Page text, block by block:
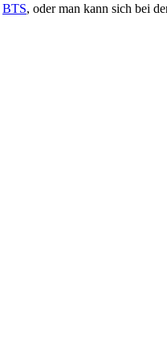
BTS, oder man kann sich bei